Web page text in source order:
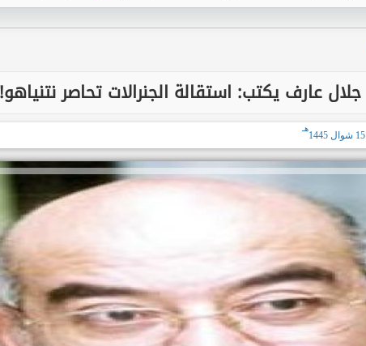
جلال عارف يكتب: استقالة الجنرالات تحاصر
15 شوال 1445
هـ